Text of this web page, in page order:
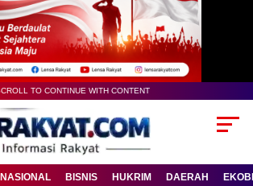
TO CONTINUE WITH CONTENT
NASIONAL BISNIS HUKRIM DAERAH